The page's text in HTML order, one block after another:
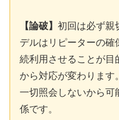
【論破】 初回は必ず親
デルはリピーターの確
続利用させることが目
から対応が変わります
一切照会しないから可
係です。